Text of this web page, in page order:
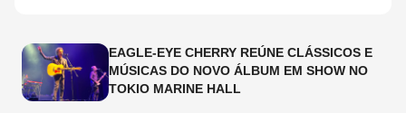
EAGLE-EYE CHERRY REÚNE CLÁSSICOS E
MÚSICAS DO NOVO ÁLBUM EM SHOW NO
TOKIO MARINE HALL